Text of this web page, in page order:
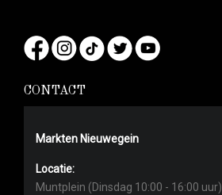
CONTACT
Markten Nieuwegein
Locatie:
Muntplein (Dinsdag 10:00 - 16:00 uur)